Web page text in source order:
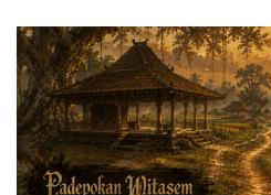
content